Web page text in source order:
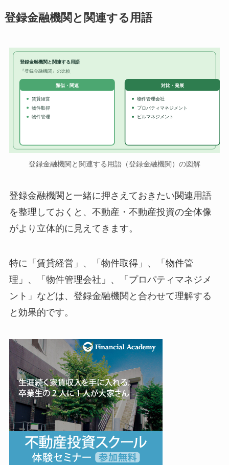
登録金融機関と関連する用語
登録金融機関と関連する用語
『登録金融機関』の比較
類似・関連
賃貸経営
物件取得
物件管理
対比・発展
物件管理会社
プロパティマネジメント
ビルマネジメント
登録金融機関と関連する用語（登録金融機関）の図解
登録金融機関と一緒に押さえておきたい関連用語
を整理しておくと、不動産・不動産投資の全体像
がより立体的に見えてきます。
特に「賃貸経営」、「物件取得」、「物件管
理」、「物件管理会社」、「プロパティマネジメ
ント」などは、登録金融機関と合わせて理解する
と効果的です。